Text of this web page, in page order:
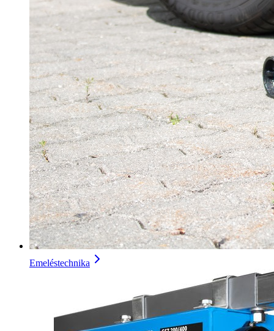
Emeléstechnika